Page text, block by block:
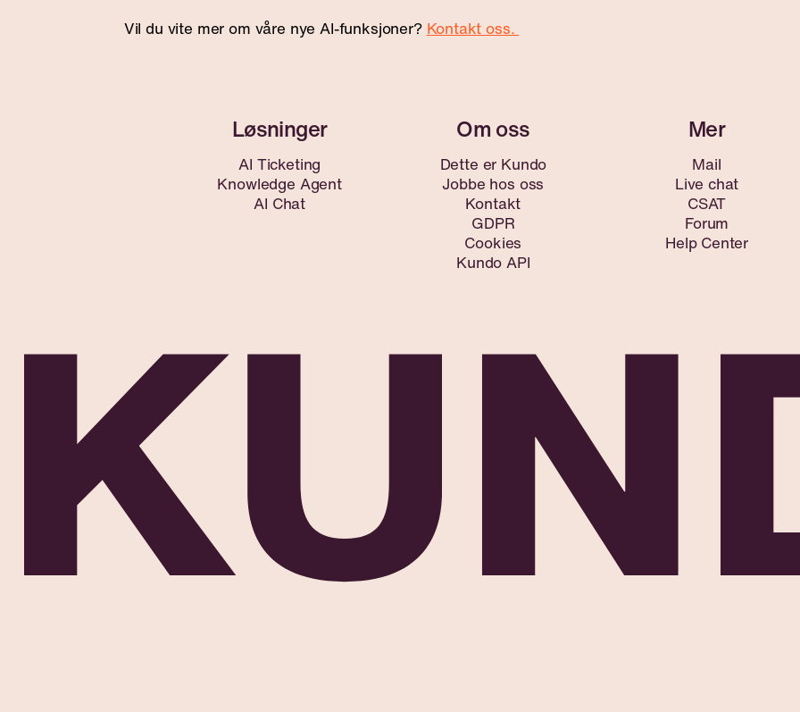
Vil du vite mer om våre nye AI-funksjoner? Kontakt oss.
AI Ticketing
Knowledge Agent
AI Chat
Dette er Kundo
Jobbe hos oss
Kontakt
GDPR
Cookies
Kundo API
Mail
Live chat
CSAT
Forum
Help Center